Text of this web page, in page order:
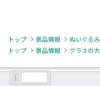
トップ 景品情報 ぬいぐるみ
トップ
景品情報